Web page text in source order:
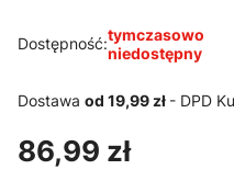
Dostępność:tymczasowo
niedostępny
Dostawa od 19,99 zł - DPD
Cena
86,99 zł